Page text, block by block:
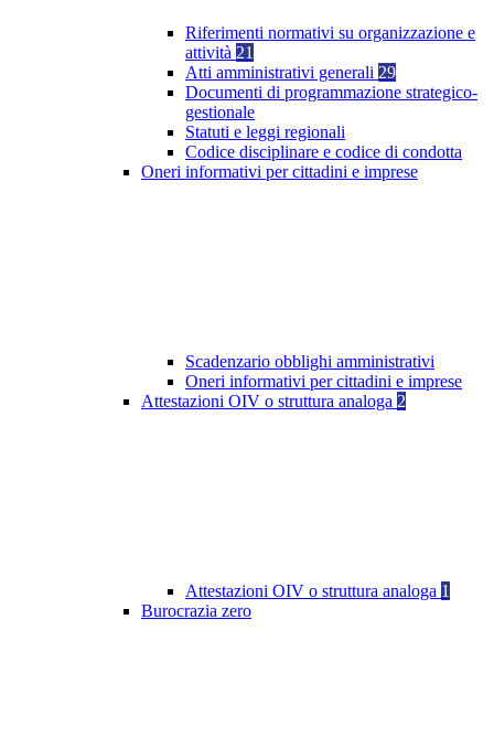
Riferimenti normativi su organizzazione e
attività 21
Atti amministrativi generali 29
Documenti di programmazione strategico-
gestionale
Statuti e leggi regionali
Codice disciplinare e codice di condotta
Oneri informativi per cittadini e imprese
Scadenzario obblighi amministrativi
Oneri informativi per cittadini e imprese
Attestazioni OIV o struttura analoga 2
Attestazioni OIV o struttura analoga 1
Burocrazia zero